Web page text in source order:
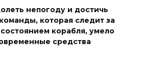
непогоду и достичь
которая следит за
корабля, умело
средства